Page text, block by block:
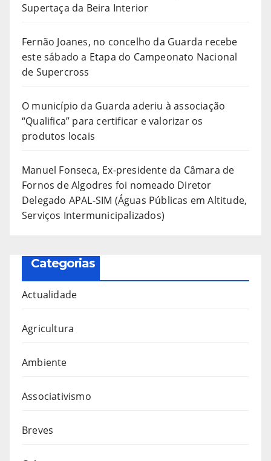
Supertaça da Beira Interior
Fernão Joanes, no concelho da Guarda recebe
este sábado a Etapa do Campeonato Nacional
de Supercross
O município da Guarda aderiu à associação
“Qualifica” para certificar e valorizar os
produtos locais
Manuel Fonseca, Ex-presidente da Câmara de
Fornos de Algodres foi nomeado Diretor
Delegado APAL-SIM (Águas Públicas em Altitude,
Serviços Intermunicipalizados)
Categorias
Actualidade
Agricultura
Ambiente
Associativismo
Breves